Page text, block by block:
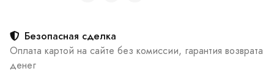
Безопасная сделка
Оплата картой на сайте без комиссии, гарантия возврата
денег